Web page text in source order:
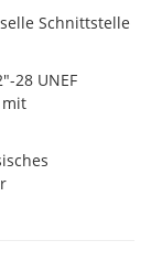
Schnittstelle
28 UNEF